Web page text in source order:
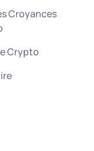
Croyances
Crypto